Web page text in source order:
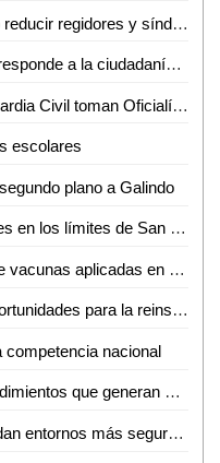
¡Habrá menos! Analiza Congreso reducir regidores y síndicos; reforma entraría en vigor hasta 2030
Interapas está rebasado y ya no responde a la ciudadanía: Luis Fernando Gámez
Pensionados y jubilados de la Guardia Civil toman Oficialía Mayor por incumplimiento de aumento salarial
escolares
plano a Galindo
Coordinan operativos permanentes en los límites de San Luis Potosí y Zacatecas
México rebasa los 8.6 millones de vacunas aplicadas en poco más de un mes
Gobierno estatal impulsa más oportunidades para la reinserción social de mujeres
competencia nacional
Gobierno estatal impulsa emprendimientos que generan más empleo
Operativos permanentes consolidan entornos más seguros en todo el estado